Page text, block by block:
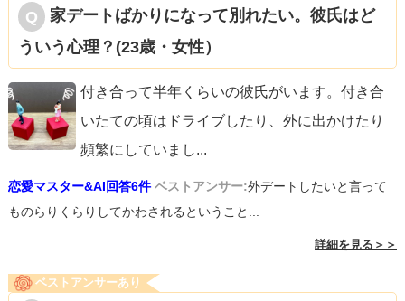
家デートばかりになって別れたい。彼氏はど
ういう心理？(23歳・女性）
付き合って半年くらいの彼氏がいます。付き合
いたての頃はドライブしたり、外に出かけたり
頻繁にしていまし...
恋愛マスター&AI回答6件 ベストアンサー:外デートしたいと言って
ものらりくらりしてかわされるということ...
詳細を見る＞＞
ベストアンサーあり